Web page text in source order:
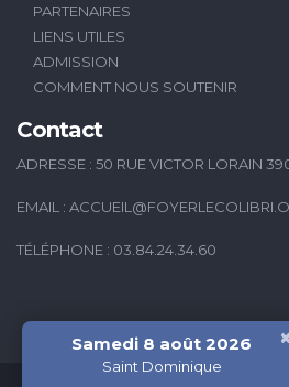
PARTENAIRES
LIENS UTILES
ADMISSION
COMMENT NOUS SOUTENIR
Contact
ADRESSE : 50 RUE VICTOR LORAIN
EMAIL :
TÉLÉPHONE : 03.84.24.34.60
Samedi 8 août 2026
Saint Dominique
×